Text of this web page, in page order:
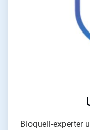
Bioquell-experter